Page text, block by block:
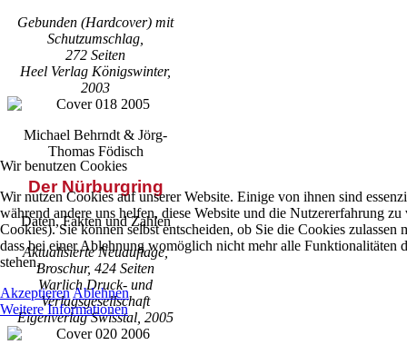
Gebunden (Hardcover) mit
Schutzumschlag,
272 Seiten
Heel Verlag Königswinter,
2003
Michael Behrndt & Jörg-
Thomas Födisch
Der Nürburgring
Daten, Fakten und Zahlen
Aktualisierte Neuauflage,
Broschur, 424 Seiten
Warlich Druck- und
Verlagsgesellschaft
Eigenverlag Swisstal, 2005
Wir benutzen Cookies
Wir nutzen Cookies auf unserer Website. Einige von ihnen sind
während andere uns helfen, diese Website und die Nutzererfahrung zu
Cookies). Sie können selbst entscheiden, ob Sie die Cookies zulassen
dass bei einer Ablehnung womöglich nicht mehr alle Funktionalitäten
stehen.
AkzeptierenAblehnen
Weitere Informationen